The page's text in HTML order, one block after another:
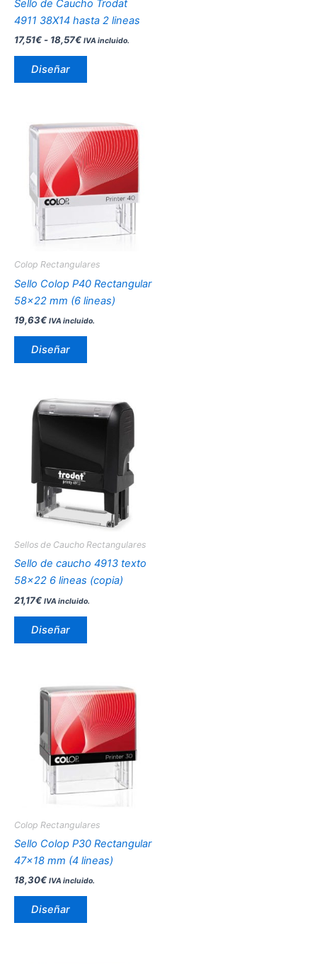
Sello de Caucho Trodat
4911 38X14 hasta 2 lineas
17,51€ - 18,57€ IVA incluido.
Diseñar
en
la
página
Colop Rectangulares
Sello Colop P40 Rectangular
58×22 mm (6 lineas)
19,63€ IVA incluido.
Diseñar
Este
producto
tiene
múltiples
variantes.
Las
opciones
se
en
la
página
Sellos de Caucho Rectangulares
Sello de caucho 4913 texto
58×22 6 lineas (copia)
21,17€ IVA incluido.
Diseñar
Este
producto
múltiples
variantes.
opciones
se
en
la
página
Colop Rectangulares
Sello Colop P30 Rectangular
47×18 mm (4 lineas)
18,30€ IVA incluido.
Diseñar
producto
tiene
múltiples
variantes.
Las
opciones
en
la
página